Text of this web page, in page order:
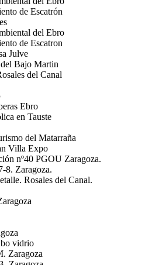
de Escatrón
del Ebro
de Escatron
Julve
Bajo Martin
del Canal
Ebro
en Tauste
del Matarraña
Villa Expo
nº40 PGOU Zaragoza.
8. Zaragoza.
Rosales del Canal.
vidrio
Zaragoza